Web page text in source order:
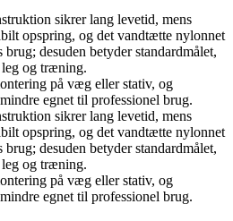
sikrer lang levetid, mens
opspring, og det vandtætte nylonnet
desuden betyder standardmålet,
leg og træning.
på væg eller stativ, og
egnet til professionel brug.
sikrer lang levetid, mens
opspring, og det vandtætte nylonnet
desuden betyder standardmålet,
leg og træning.
på væg eller stativ, og
egnet til professionel brug.